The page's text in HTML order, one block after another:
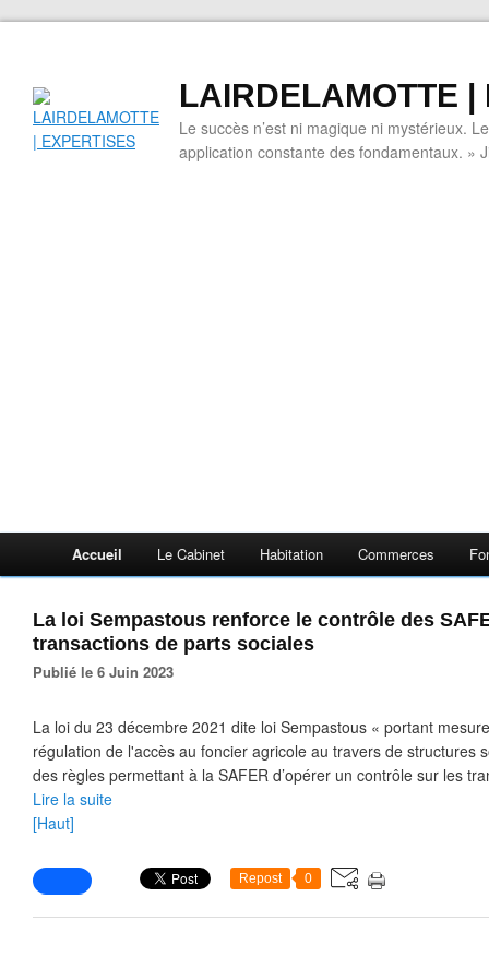
LAIRDELAMOTTE |
Le succès n’est ni magique ni mystérieux.
application constante des fondamentaux. »
Accueil Le Cabinet Habitation Commerces
La loi Sempastous renforce le contrôle des
transactions de parts sociales
Publié le 6 Juin 2023
La loi du 23 décembre 2021 dite loi Sempastous « portant
régulation de l'accès au foncier agricole au travers de structures
des règles permettant à la SAFER d’opérer un contrôle sur les
Lire la suite
[Haut]
Repost 0